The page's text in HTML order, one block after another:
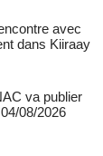
avec
dans Kiiraay
va publier
08/2026